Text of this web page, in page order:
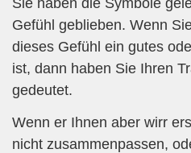
Sie haben die Symbole
Gefühl geblieben. Wenn
dieses Gefühl ein gutes
ist, dann haben Sie Ihren
gedeutet.
Wenn er Ihnen aber wirr
nicht zusammenpassen,